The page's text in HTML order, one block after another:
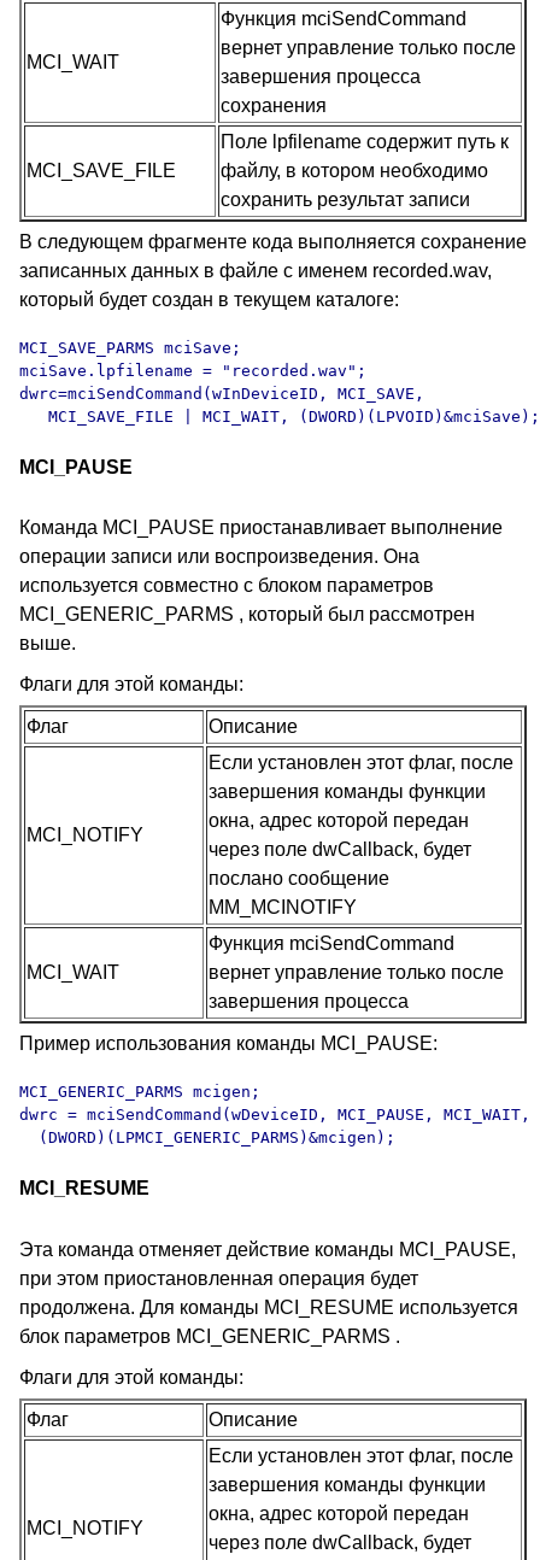
MCI_WAIT
Функция mciSendCommand
вернет управление только после
завершения процесса
сохранения
MCI_SAVE_FILE
Поле lpfilename содержит путь к
файлу, в котором необходимо
сохранить результат записи
В следующем фрагменте кода выполняется сохранение
записанных данных в файле с именем recorded.wav,
который будет создан в текущем каталоге:
MCI_SAVE_PARMS mciSave;
mciSave.lpfilename = "recorded.wav";
dwrc=mciSendCommand(wInDeviceID, MCI_SAVE,
   MCI_SAVE_FILE | MCI_WAIT, (DWORD)(LPVOID)&mciSave);
MCI_PAUSE
Команда MCI_PAUSE приостанавливает выполнение
операции записи или воспроизведения. Она
используется совместно с блоком параметров
MCI_GENERIC_PARMS , который был рассмотрен
выше.
Флаги для этой команды:
Флаг Описание
MCI_NOTIFY
Если установлен этот флаг, после
завершения команды функции
окна, адрес которой передан
через поле dwCallback, будет
послано сообщение
MM_MCINOTIFY
MCI_WAIT
Функция mciSendCommand
вернет управление только после
завершения процесса
Пример использования команды MCI_PAUSE:
MCI_GENERIC_PARMS mcigen;
dwrc = mciSendCommand(wDeviceID, MCI_PAUSE, MCI_WAIT,
  (DWORD)(LPMCI_GENERIC_PARMS)&mcigen);
MCI_RESUME
Эта команда отменяет действие команды MCI_PAUSE,
при этом приостановленная операция будет
продолжена. Для команды MCI_RESUME используется
блок параметров MCI_GENERIC_PARMS .
Флаги для этой команды:
Флаг Описание
MCI_NOTIFY
Если установлен этот флаг, после
завершения команды функции
окна, адрес которой передан
через поле dwCallback, будет